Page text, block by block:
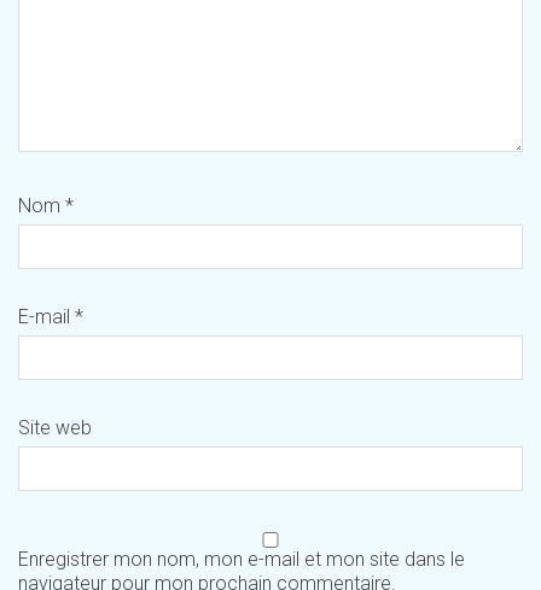
Nom *
E-mail *
Site web
Enregistrer mon nom, mon e-mail et mon site dans le
navigateur pour mon prochain commentaire.